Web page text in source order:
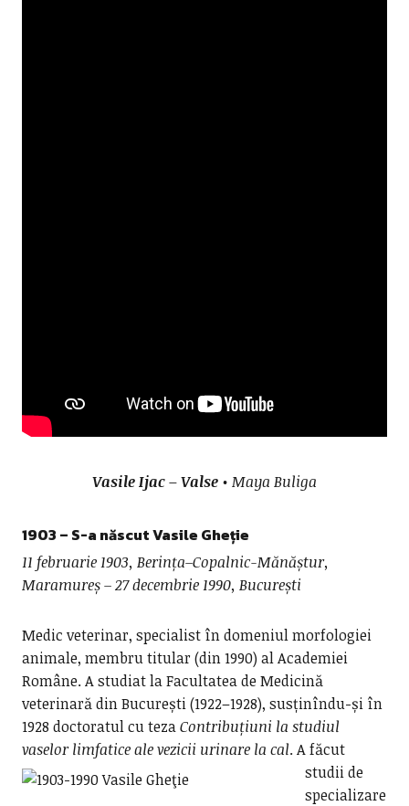
Vasile Ijac – Valse • Maya Buliga
1903 – S-a născutVasile Gheție
11 februarie 1903, Berința–Copalnic-Mănăștur,
Maramureș – 27 decembrie 1990, București
Medic veterinar, specialist în domeniul morfologiei
animale, membru titular (din 1990) al Academiei
Române. A studiat la Facultatea de Medicină
veterinară din București (1922–1928), susținîndu-și în
1928 doctoratul cu tezaContribuțiuni la studiul
vaselor limfatice ale vezicii urinare la cal.A făcut
studii de
specializare